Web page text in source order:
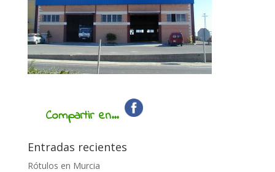
Compartir en...
Entradas recientes
Rótulos en Murcia